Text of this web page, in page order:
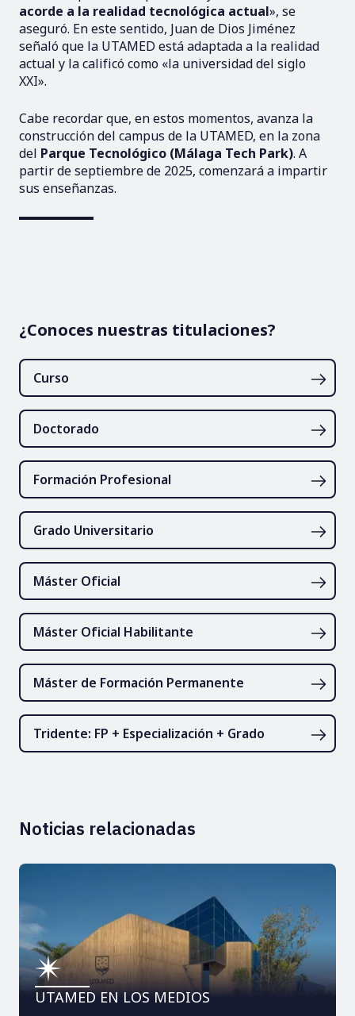
acorde a la realidad tecnológica actual», se
aseguró. En este sentido, Juan de Dios Jiménez
señaló que la UTAMED está adaptada a la realidad
actual y la calificó como «la universidad del siglo
XXI».
Cabe recordar que, en estos momentos, avanza la
construcción del campus de la UTAMED, en la zona
del Parque Tecnológico (Málaga Tech Park). A
partir de septiembre de 2025, comenzará a impartir
sus enseñanzas.
¿Conoces nuestras titulaciones?
Curso
Doctorado
Formación Profesional
Grado Universitario
Máster Oficial
Máster Oficial Habilitante
Máster de Formación Permanente
Tridente: FP + Especialización + Grado
Noticias relacionadas
UTAMED EN LOS MEDIOS